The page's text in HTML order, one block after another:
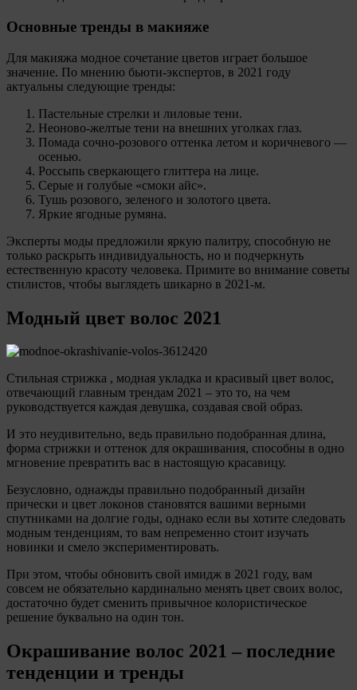
Основные тренды в макияже
Для макияжа модное сочетание цветов играет большое
значение. По мнению бьюти-экспертов, в 2021 году
актуальны следующие тренды:
Пастельные стрелки и лиловые тени.
Неоново-желтые тени на внешних уголках глаз.
Помада сочно-розового оттенка летом и коричневого —
осенью.
Россыпь сверкающего глиттера на лице.
Серые и голубые «смоки айс».
Тушь розового, зеленого и золотого цвета.
Яркие ягодные румяна.
Эксперты моды предложили яркую палитру, способную не
только раскрыть индивидуальность, но и подчеркнуть
естественную красоту человека. Примите во внимание советы
стилистов, чтобы выглядеть шикарно в 2021-м.
Модный цвет волос 2021
Стильная стрижка , модная укладка и красивый цвет волос,
отвечающий главным трендам 2021 – это то, на чем
руководствуется каждая девушка, создавая свой образ.
И это неудивительно, ведь правильно подобранная длина,
форма стрижки и оттенок для окрашивания, способны в одно
мгновение превратить вас в настоящую красавицу.
Безусловно, однажды правильно подобранный дизайн
прически и цвет локонов становятся вашими верными
спутниками на долгие годы, однако если вы хотите следовать
модным тенденциям, то вам непременно стоит изучать
новинки и смело экспериментировать.
При этом, чтобы обновить свой имидж в 2021 году, вам
совсем не обязательно кардинально менять цвет своих волос,
достаточно будет сменить привычное колористическое
решение буквально на один тон.
Окрашивание волос 2021 – последние
тенденции и тренды